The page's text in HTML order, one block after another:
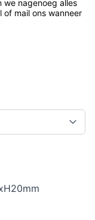
we nagenoeg alles
of mail ons wanneer